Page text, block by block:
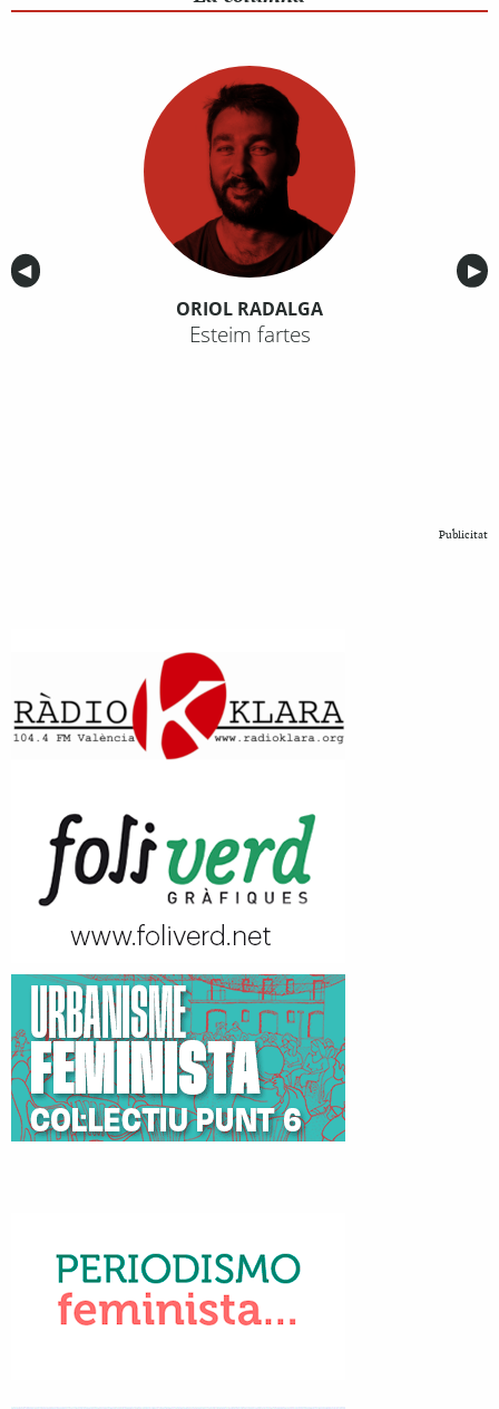
Anterior
◀︎ ▶︎
ORIOL RADALGA
Esteim fartes
Publicitat